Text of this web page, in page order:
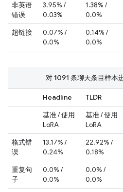
非英语
错误
3.95% /
0.03%
1.38% /
0.0%
超链接
0.07% /
0.0%
0.14% /
0.0%
Headline TLDR
基准 / 使用
LoRA
基准 / 使用
LoRA
格式错
误
13.17% /
0.24%
22.92% /
0.18%
重复句
子
0.0% /
0.0%
0.0% /
0.0%
对 1091 条聊天条目样本